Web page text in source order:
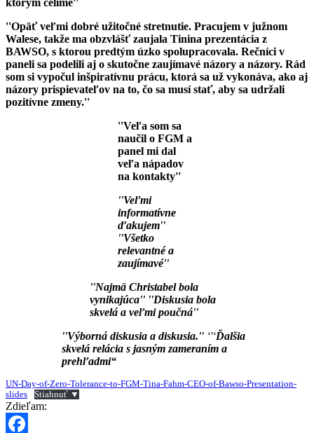
ktorým čelíme''
''Opäť veľmi dobré užitočné stretnutie. Pracujem v južnom
Walese, takže ma obzvlášť zaujala Tinina prezentácia z
BAWSO, s ktorou predtým úzko spolupracovala. Rečníci v
paneli sa podelili aj o skutočne zaujímavé názory a názory. Rád
som si vypočul inšpiratívnu prácu, ktorá sa už vykonáva, ako aj
názory prispievateľov na to, čo sa musí stať, aby sa udržali
pozitívne zmeny.''
''Veľa som sa
naučil o FGM a
panel mi dal
veľa nápadov
na kontakty''
''Veľmi
informatívne
ďakujem''
''Všetko
relevantné a
zaujímavé''
''Najmä Christabel bola
vynikajúca'' ''Diskusia bola
skvelá a veľmi poučná''
''Výborná diskusia a diskusia.'' ‘'‘Ďalšia
skvelá relácia s jasným zameraním a
prehľadmi“
UN-Day-of-Zero-Tolerance-to-FGM-Tina-Fahm-CEO-of-Bawso-Presentation-
slides
Stiahnuť ▼
Zdieľam: